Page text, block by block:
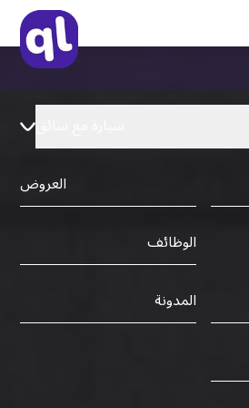
العروض
الوظائف
المدونة